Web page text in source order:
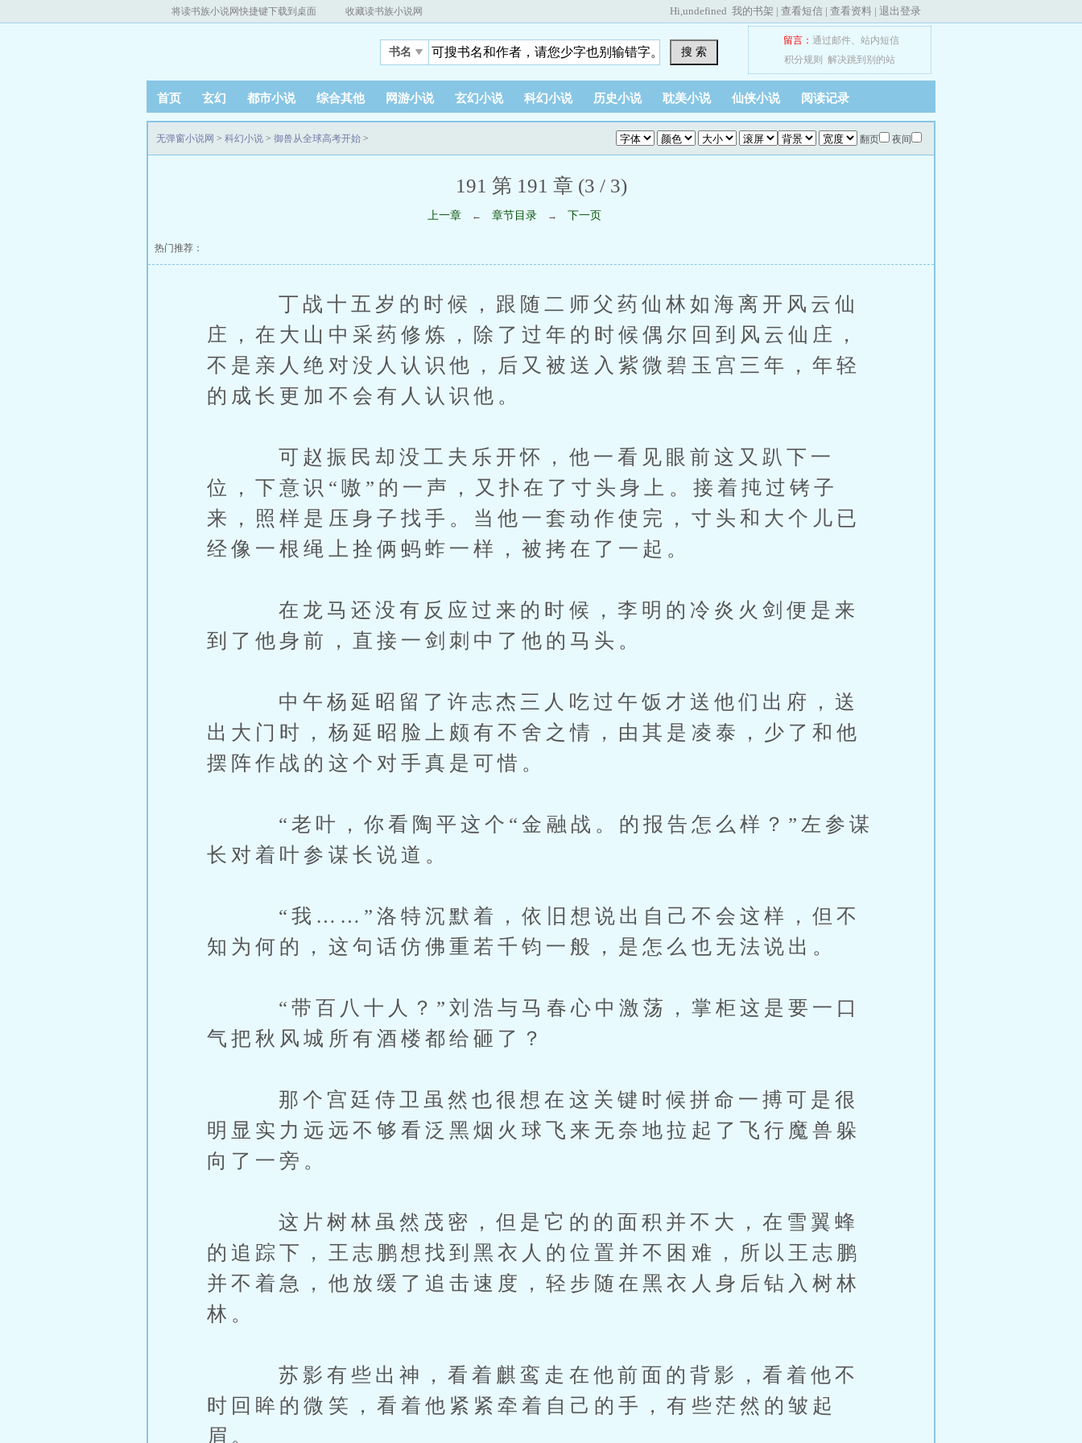
将读书族小说网快捷键下载到桌面 收藏读书族小说网 Hi,undefined 我的书架 | 查看短信 | 查看资料 | 退出登录
书名 搜 索
留言： 通过邮件、 站内短信
积分规则
解决跳到别的站
首页 玄幻 都市小说 综合其他 网游小说 玄幻小说 科幻小说 历史小说 耽美小说 仙侠小说 阅读记录
翻页 夜间
无弹窗小说网 > 科幻小说 > 御兽从全球高考开始 >
191 第 191 章 (3 / 3)
上一章 ← 章节目录 → 下一页
热门推荐：
丁战十五岁的时候，跟随二师父药仙林如海离开风云仙
庄，在大山中采药修炼，除了过年的时候偶尔回到风云仙庄，
不是亲人绝对没人认识他，后又被送入紫微碧玉宫三年，年轻
的成长更加不会有人认识他。
可赵振民却没工夫乐开怀，他一看见眼前这又趴下一
位，下意识“嗷”的一声，又扑在了寸头身上。接着扽过铐子
来，照样是压身子找手。当他一套动作使完，寸头和大个儿已
经像一根绳上拴俩蚂蚱一样，被拷在了一起。
在龙马还没有反应过来的时候，李明的冷炎火剑便是来
到了他身前，直接一剑刺中了他的马头。
中午杨延昭留了许志杰三人吃过午饭才送他们出府，送
出大门时，杨延昭脸上颇有不舍之情，由其是凌泰，少了和他
摆阵作战的这个对手真是可惜。
“老叶，你看陶平这个“金融战。的报告怎么样？”左参谋
长对着叶参谋长说道。
“我……”洛特沉默着，依旧想说出自己不会这样，但不
知为何的，这句话仿佛重若千钧一般，是怎么也无法说出。
“带百八十人？”刘浩与马春心中激荡，掌柜这是要一口
气把秋风城所有酒楼都给砸了？
那个宫廷侍卫虽然也很想在这关键时候拼命一搏可是很
明显实力远远不够看泛黑烟火球飞来无奈地拉起了飞行魔兽躲
向了一旁。
这片树林虽然茂密，但是它的的面积并不大，在雪翼蜂
的追踪下，王志鹏想找到黑衣人的位置并不困难，所以王志鹏
并不着急，他放缓了追击速度，轻步随在黑衣人身后钻入树林
林。
苏影有些出神，看着麒鸾走在他前面的背影，看着他不
时回眸的微笑，看着他紧紧牵着自己的手，有些茫然的皱起
眉。